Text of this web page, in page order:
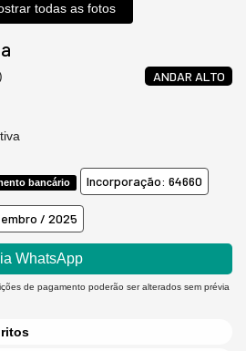
todas as fotos
ANDAR ALTO
bancário Incorporação: 64660
/ 2025
WhatsApp
de pagamento poderão ser alterados sem prévia